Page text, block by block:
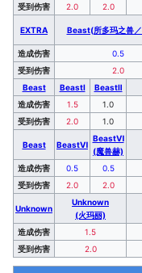
受到伤害
2.0 2.0
EXTRA Beast(所多玛之兽
造成伤害 0.5
受到伤害
2.0
Beast
BeastⅠ BeastⅡ
造成伤害
1.5 1.0
受到伤害
2.0 1.0
Beast BeastⅥ
BeastⅥ
(魔兽赫)
造成伤害 0.5 0.5
受到伤害
2.0 2.0
Unknown
Unknown
(火玛丽)
造成伤害
1.5
受到伤害
2.0